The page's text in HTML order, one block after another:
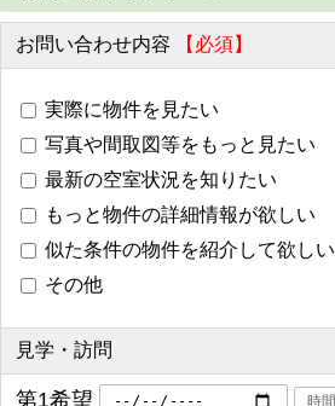
お問い合わせ内容 【必須】
実際に物件を見たい
写真や間取図等をもっと見たい
最新の空室状況を知りたい
もっと物件の詳細情報が欲しい
似た条件の物件を紹介して欲しい
その他
見学・訪問
第1希望